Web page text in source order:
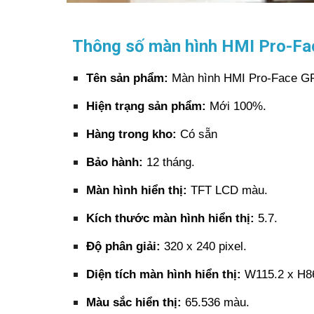
Thông số màn hình HMI Pro-
Tên sản phẩm: Màn hình HMI Pro-Face
Hiện trạng sản phẩm: Mới 100%.
Hàng trong kho: Có sẵn
Bảo hành: 12 tháng.
Màn hình hiển thị: TFT LCD màu.
Kích thước màn hình hiển thị: 5.7.
Độ phân giải: 320 x 240 pixel.
Diện tích màn hình hiển thị: W115.2 x
Màu sắc hiển thị: 65.536 màu.